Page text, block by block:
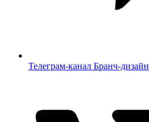
Телеграм-канал Бранч-дизайн